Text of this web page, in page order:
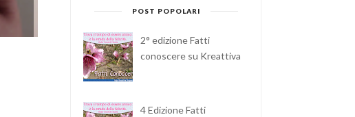
COME ANTICARE IPOST POPOLARI
2° edizione Fatti
conoscere su Kreattiva
4 Edizione Fatti